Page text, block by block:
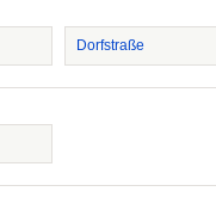
Dorfstraße